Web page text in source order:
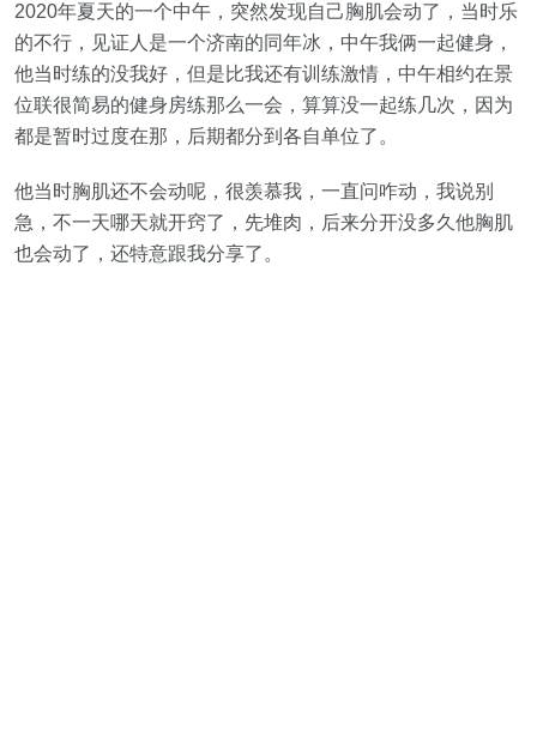
2020年夏天的一个中午，突然发现自己胸肌会动了，当时乐
的不行，见证人是一个济南的同年冰，中午我俩一起健身，
他当时练的没我好，但是比我还有训练激情，中午相约在景
位联很简易的健身房练那么一会，算算没一起练几次，因为
都是暂时过度在那，后期都分到各自单位了。
他当时胸肌还不会动呢，很羡慕我，一直问咋动，我说别
急，不一天哪天就开窍了，先堆肉，后来分开没多久他胸肌
也会动了，还特意跟我分享了。